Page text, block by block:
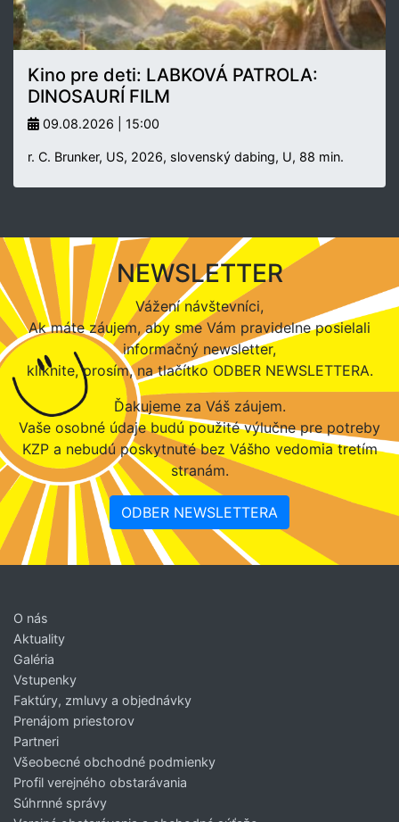
Kino pre deti: LABKOVÁ PATROLA:
DINOSAURÍ FILM
09.08.2026 | 15:00
r. C. Brunker, US, 2026, slovenský dabing, U, 88 min.
NEWSLETTER
Vážení návštevníci,
Ak máte záujem, aby sme Vám pravidelne posielali
informačný newsletter,
kliknite, prosím, na tlačítko ODBER NEWSLETTERA.
Ďakujeme za Váš záujem.
Vaše osobné údaje budú použité výlučne pre potreby
KZP a nebudú poskytnuté bez Vášho vedomia tretím
stranám.
ODBER NEWSLETTERA
O nás
Aktuality
Galéria
Vstupenky
Faktúry, zmluvy a objednávky
Prenájom priestorov
Partneri
Všeobecné obchodné podmienky
Profil verejného obstarávania
Súhrnné správy